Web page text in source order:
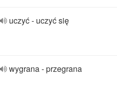
uczyć - uczyć się
wygrana - przegrana